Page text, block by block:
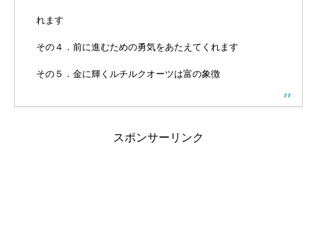
れます
その４．前に進むための勇気をあたえてくれます
その５．金に輝くルチルクオーツは富の象徴
スポンサーリンク